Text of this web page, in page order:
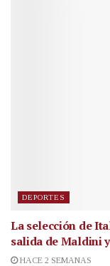
DEPORTES
La selección de
salida de Maldini
HACE 2 SEMANAS